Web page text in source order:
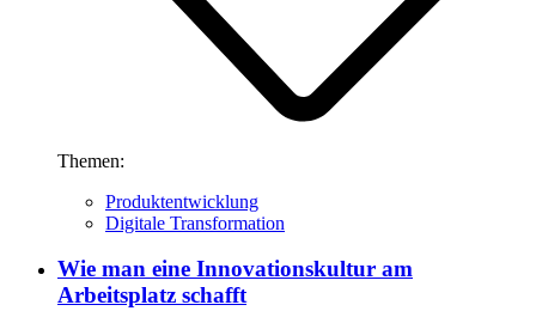
Themen:
Produktentwicklung
Digitale Transformation
Wie man eine Innovationskultur am
Arbeitsplatz schafft